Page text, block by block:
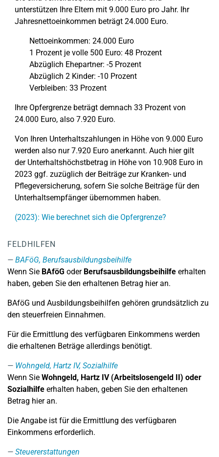
unterstützen Ihre Eltern mit 9.000 Euro pro Jahr. Ihr
Jahresnettoeinkommen beträgt 24.000 Euro.
Nettoeinkommen: 24.000 Euro
1 Prozent je volle 500 Euro: 48 Prozent
Abzüglich Ehepartner: -5 Prozent
Abzüglich 2 Kinder: -10 Prozent
Verbleiben: 33 Prozent
Ihre Opfergrenze beträgt demnach 33 Prozent von
24.000 Euro, also 7.920 Euro.
Von Ihren Unterhaltszahlungen in Höhe von 9.000 Euro
werden also nur 7.920 Euro anerkannt. Auch hier gilt
der Unterhaltshöchstbetrag in Höhe von 10.908 Euro in
2023 ggf. zuzüglich der Beiträge zur Kranken- und
Pflegeversicherung, sofern Sie solche Beiträge für den
Unterhaltsempfänger übernommen haben.
(2023): Wie berechnet sich die Opfergrenze?
FELDHILFEN
BAFöG, Berufsausbildungsbeihilfe
Wenn Sie BAföG oder Berufsausbildungsbeihilfe erhalten
haben, geben Sie den erhaltenen Betrag hier an.
BAföG und Ausbildungsbeihilfen gehören grundsätzlich zu
den steuerfreien Einnahmen.
Für die Ermittlung des verfügbaren Einkommens werden
die erhaltenen Beträge allerdings benötigt.
Wohngeld, Hartz IV, Sozialhilfe
Wenn Sie Wohngeld, Hartz IV (Arbeitslosengeld II) oder
Sozialhilfe erhalten haben, geben Sie den erhaltenen
Betrag hier an.
Die Angabe ist für die Ermittlung des verfügbaren
Einkommens erforderlich.
Steuererstattungen